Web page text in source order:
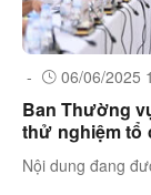
- 06/06/2025
Ban Thường
thử nghiệm tổ
mới
Nội dung đang